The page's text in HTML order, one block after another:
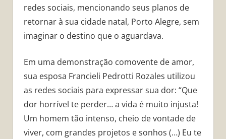
redes sociais, mencionando seus planos de
retornar à sua cidade natal, Porto Alegre, sem
imaginar o destino que o aguardava.
Em uma demonstração comovente de amor,
sua esposa Francieli Pedrotti Rozales utilizou
as redes sociais para expressar sua dor: “Que
dor horrível te perder… a vida é muito injusta!
Um homem tão intenso, cheio de vontade de
viver, com grandes projetos e sonhos (…) Eu te